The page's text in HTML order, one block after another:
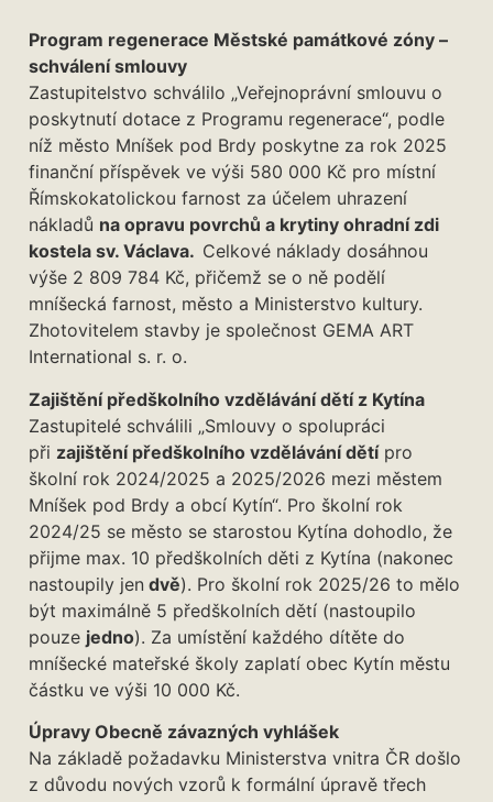
Program regenerace Městské památkové zóny –
schválení smlouvy
Zastupitelstvo schválilo „Veřejnoprávní smlouvu o
poskytnutí dotace z Programu regenerace“, podle
níž město Mníšek pod Brdy poskytne za rok 2025
finanční příspěvek ve výši 580 000 Kč pro místní
Římskokatolickou farnost za účelem uhrazení
nákladů na opravu povrchů a krytiny ohradní zdi
kostela sv. Václava. Celkové náklady dosáhnou
výše 2 809 784 Kč, přičemž se o ně podělí
mníšecká farnost, město a Ministerstvo kultury.
Zhotovitelem stavby je společnost GEMA ART
International s. r. o.
Zajištění předškolního vzdělávání dětí z Kytína
Zastupitelé schválili „Smlouvy o spolupráci
při zajištění předškolního vzdělávání dětípro
školní rok 2024/2025 a 2025/2026 mezi městem
Mníšek pod Brdy a obcí Kytín“. Pro školní rok
2024/25 se město se starostou Kytína dohodlo, že
přijme max. 10 předškolních děti z Kytína (nakonec
nastoupily jen dvě). Pro školní rok 2025/26 to mělo
být maximálně 5 předškolních dětí (nastoupilo
pouze jedno). Za umístění každého dítěte do
mníšecké mateřské školy zaplatí obec Kytín městu
částku ve výši 10 000 Kč.
Úpravy Obecně závazných vyhlášek
Na základě požadavku Ministerstva vnitra ČR došlo
z důvodu nových vzorů k formální úpravě třech